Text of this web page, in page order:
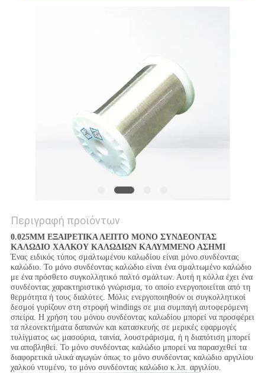
Περιγραφή προϊόντων
0.025MM ΕΞΑΙΡΕΤΙΚΑ ΛΕΠΤΟ ΜΟΝΟ ΣΥΝΔΕΟΝΤΑΣ
ΚΑΛΩΔΙΟ ΧΑΛΚΟΥ ΚΑΛΩΔΙΩΝ ΚΑΛΥΜΜΕΝΟ ΑΣΗΜΙ
Ένας ειδικός τύπος σμαλτωμένου καλωδίου είναι μόνο συνδέοντας
καλώδιο. Το μόνο συνδέοντας καλώδιο είναι ένα σμαλτωμένο καλώδιο
με ένα πρόσθετο συγκολλητικό παλτό σμάλτων. Αυτή η κόλλα έχει ένα
συνδέοντας χαρακτηριστικό γνώρισμα, το οποίο ενεργοποιείται από τη
θερμότητα ή τους διαλύτες. Μόλις ενεργοποιηθούν οι συγκολλητικοί
δεσμοί γυρίζουν στη στροφή windings σε μια συμπαγή αυτοφερόμενη
σπείρα. Η χρήση του μόνου συνδέοντας καλωδίου μπορεί να προσφέρει
τα πλεονεκτήματα δαπανών και κατασκευής σε μερικές εφαρμογές
τυλίγματος ως μασούρια, ταινία, λουστράρισμα, ή η διαπότιση μπορεί
να αποβληθεί. Το μόνο συνδέοντας καλώδιο μπορεί να παρασχεθεί τα
διαφορετικά υλικά αγωγών όπως το μόνο συνδέοντας καλώδιο αργιλίου
χαλκού ντυμένο, το μόνο συνδέοντας καλώδιο κ.λπ. αργιλίου.